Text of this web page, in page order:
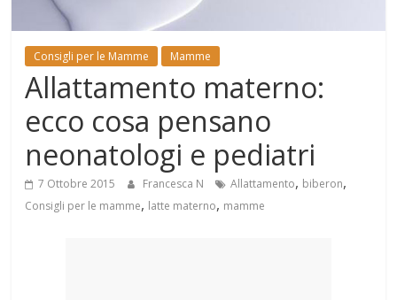
Mondo
Consigli per le Mamme Mamme
Allattamento materno:
ecco cosa pensano
neonatologi e pediatri
7 Ottobre 2015 Francesca N Allattamento, biberon,
Consigli per le mamme, latte materno, mamme